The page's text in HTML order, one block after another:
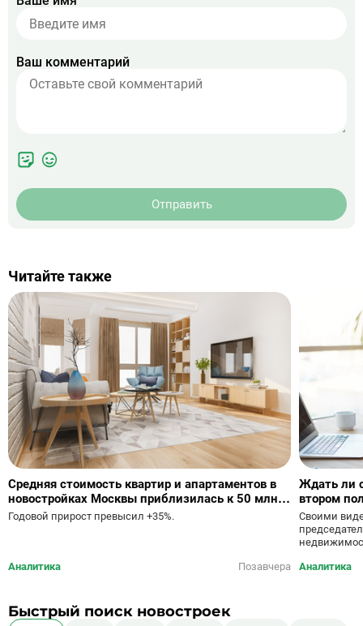
Ваш комментарий
Отправить
Читайте также
Средняя стоимость квартир и апартаментов в
новостройках Москвы приблизилась к 50 млн
руб.
Годовой прирост превысил +35%.
Аналитика Позавчера
Ждать ли
втором
Своими
Аналитика
Быстрый поиск новостроек